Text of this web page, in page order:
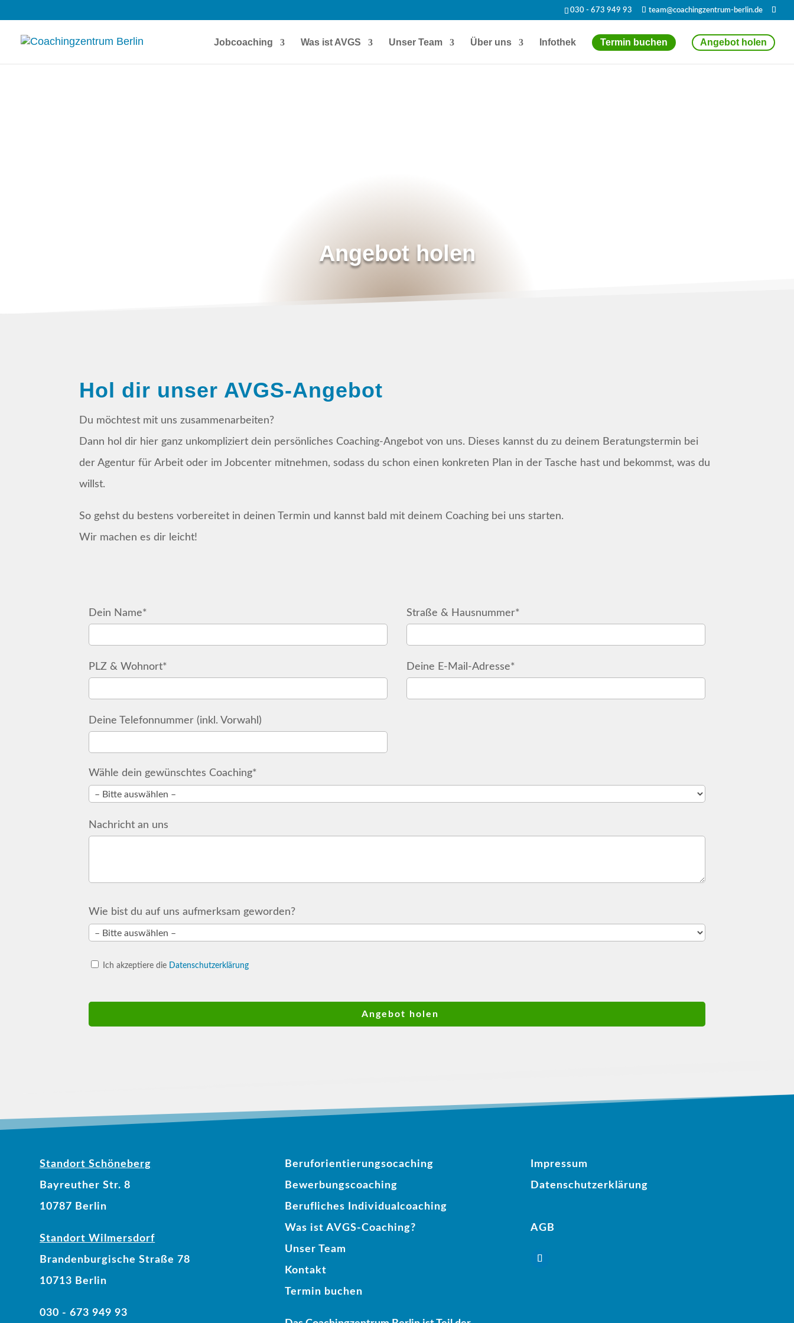
030 - 673 949 93 team@coachingzentrum-berlin.de
Jobcoaching Was ist AVGS Unser Team Über uns Infothek Termin buchen Angebot holen
Angebot holen
Hol dir unser AVGS-Angebot
Du möchtest mit uns zusammenarbeiten?
Dann hol dir hier ganz unkompliziert dein persönliches Coaching-Angebot von uns. Dieses kannst du zu deinem Beratungstermin bei
der Agentur für Arbeit oder im Jobcenter mitnehmen, sodass du schon einen konkreten Plan in der Tasche hast und bekommst, was du
willst.
So gehst du bestens vorbereitet in deinen Termin und kannst bald mit deinem Coaching bei uns starten.
Wir machen es dir leicht!
Dein Name*
PLZ & Wohnort*
Deine Telefonnummer (inkl. Vorwahl)
Straße & Hausnummer*
Deine E-Mail-Adresse*
Wähle dein gewünschtes Coaching*
Nachricht an uns
Wie bist du auf uns aufmerksam geworden?
Ich akzeptiere die Datenschutzerklärung
Standort Schöneberg
Bayreuther Str. 8
10787 Berlin
Standort Wilmersdorf
Brandenburgische Straße 78
10713 Berlin
030 - 673 949 93
Beruforientierungsocaching
Bewerbungscoaching
Berufliches Individualcoaching
Was ist AVGS-Coaching?
Unser Team
Kontakt
Termin buchen
Impressum
Datenschutzerklärung
AGB